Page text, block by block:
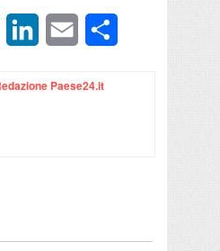
WhatsAppLinkedInEmail
Paese24.it